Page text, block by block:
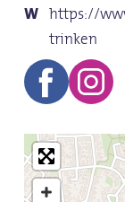
https://
trinken